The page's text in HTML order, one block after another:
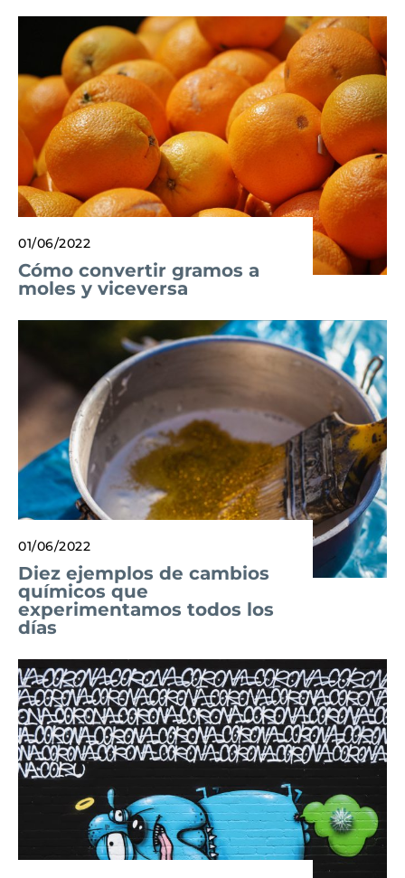
01/06/2022
Cómo convertir gramos a
moles y viceversa
01/06/2022
Diez ejemplos de cambios
químicos que
experimentamos todos los
días